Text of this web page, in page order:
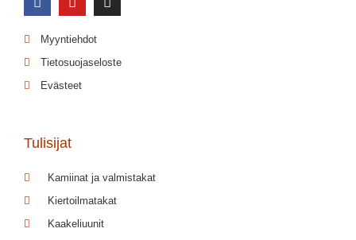
Myyntiehdot
Tietosuojaseloste
Evästeet
Tulisijat
Kamiinat ja valmistakat
Kiertoilmatakat
Kaakeliuunit